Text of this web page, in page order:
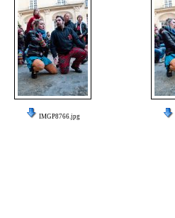
IMGP8766.jpg